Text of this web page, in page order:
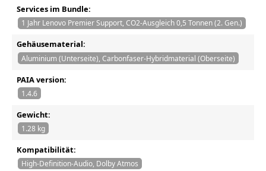
Services im Bundle:
1 Jahr Lenovo Premier Support, CO2-Ausgleich 0,5 Tonnen (2. Gen.)
Gehäusematerial:
Aluminium (Unterseite), Carbonfaser-Hybridmaterial (Oberseite)
PAIA version:
1.4.6
Gewicht:
1.28 kg
Kompatibilität:
High-Definition-Audio, Dolby Atmos